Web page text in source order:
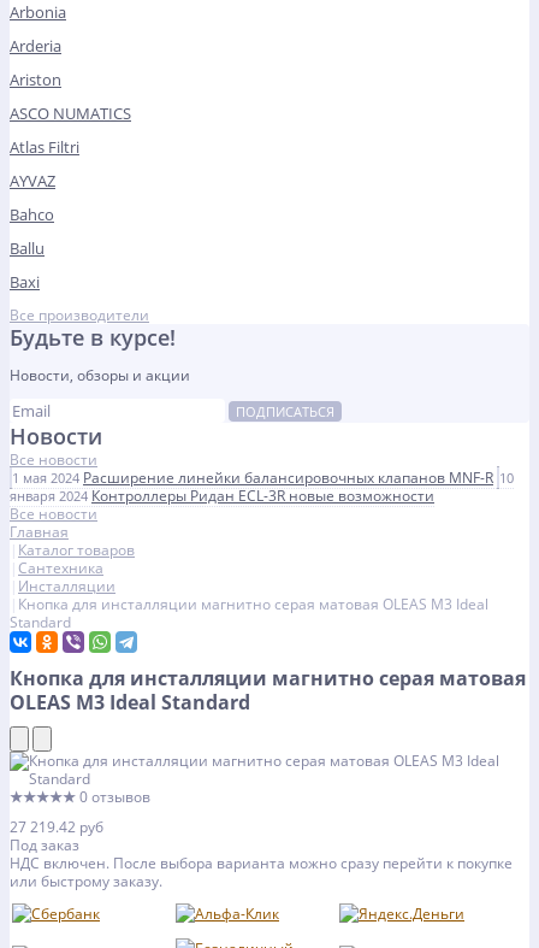
Arbonia
Arderia
Ariston
ASCO NUMATICS
Atlas Filtri
AYVAZ
Bahco
Ballu
Baxi
Все производители
Будьте в курсе!
Новости, обзоры и акции
ПОДПИСАТЬСЯ
Новости
Все новости
1 мая 2024 Расширение линейки балансировочных клапанов MNF-R 10
января 2024 Контроллеры Ридан ECL-3R новые возможности
Все новости
Главная
Каталог товаров
Сантехника
Инсталляции
Кнопка для инсталляции магнитно серая матовая OLEAS M3 Ideal
Standard
Кнопка для инсталляции магнитно серая матовая
OLEAS M3 Ideal Standard
★★★★★0 отзывов
27 219.42 руб
Под заказ
НДС включен. После выбора варианта можно сразу перейти к покупке
или быстрому заказу.